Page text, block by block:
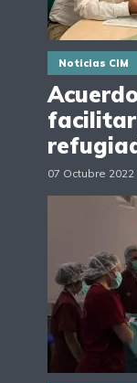
Noticias CIM
facilitar
07 Octubre 2022